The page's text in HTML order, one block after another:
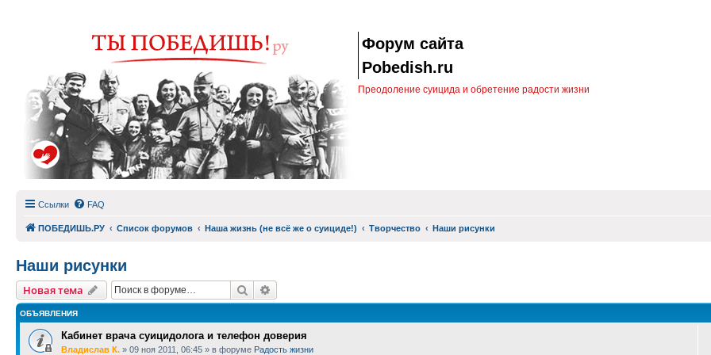
Форум сайта
Pobedish.ru
Преодоление суицида и обретение радости жизни
Ссылки FAQ
ПОБЕДИШЬ.РУ Список форумов Наша жизнь (не всё же о суициде!) Творчество Наши рисунки
Наши рисунки
Новая тема Поиск
ОБЪЯВЛЕНИЯ
Кабинет врача суицидолога и телефон доверия
Владислав К. » 09 ноя 2011, 06:45 » в форуме Радость жизни